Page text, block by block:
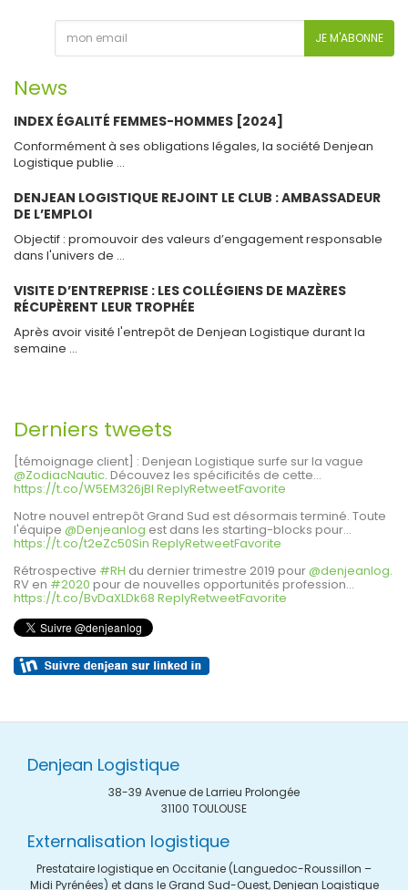
JE M'ABONNE
News
INDEX ÉGALITÉ FEMMES-HOMMES [2024]
Conformément à ses obligations légales, la société Denjean
Logistique publie …
DENJEAN LOGISTIQUE REJOINT LE CLUB : AMBASSADEUR
DE L’EMPLOI
Objectif : promouvoir des valeurs d’engagement responsable
dans l'univers de …
VISITE D’ENTREPRISE : LES COLLÉGIENS DE MAZÈRES
RÉCUPÈRENT LEUR TROPHÉE
Après avoir visité l'entrepôt de Denjean Logistique durant la
semaine …
Derniers tweets
[témoignage client] : Denjean Logistique surfe sur la vague
@ZodiacNautic. Découvez les spécificités de cette…
https://t.co/W5EM326jBI ReplyRetweetFavorite
Notre nouvel entrepôt Grand Sud est désormais terminé. Toute
l'équipe @Denjeanlog est dans les starting-blocks pour…
https://t.co/t2eZc50Sin ReplyRetweetFavorite
Rétrospective #RH du dernier trimestre 2019 pour @denjeanlog.
RV en #2020 pour de nouvelles opportunités profession…
https://t.co/BvDaXLDk68 ReplyRetweetFavorite
Denjean Logistique
38-39 Avenue de Larrieu Prolongée
31100 TOULOUSE
Externalisation logistique
Prestataire logistique en Occitanie (Languedoc-Roussillon –
Midi Pyrénées) et dans le Grand Sud-Ouest, Denjean Logistique